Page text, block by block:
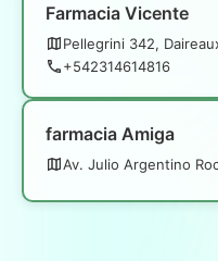
Farmacia Vicente
Pellegrini 342,
+542314614816
farmacia Amiga
Av. Julio Argentino